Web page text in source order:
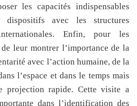
les capacités indispensables
dispositifs avec les structures
Enfin, pour les
leur montrer l’importance de la
avec l’action humaine, de la
l’espace et dans le temps mais
projection rapide. Cette visite a
dans l’identification des